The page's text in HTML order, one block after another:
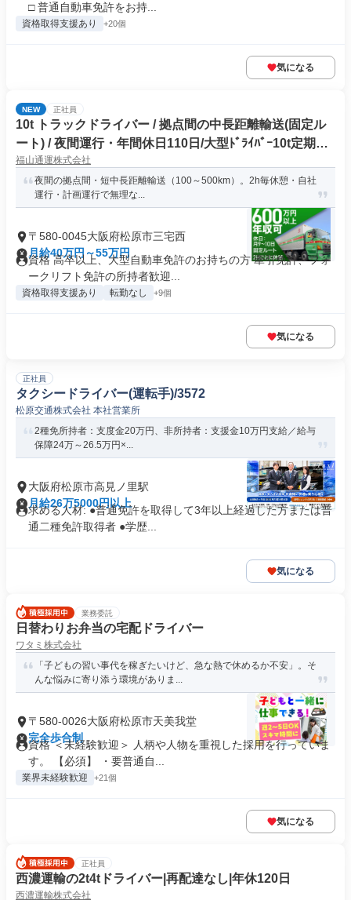
□ 普通自動車免許をお持...
資格取得支援あり +20個
気になる
NEW 正社員
10t トラックドライバー / 拠点間の中長距離輸送(固定ル
ート) / 夜間運行・年間休日110日/大型ﾄﾞﾗｲﾊﾞｰ10t定期夜
間幹線便(正社員)
福山通運株式会社
夜間の拠点間・短中長距離輸送（100～500km）。2h毎休憩・自社
運行・計画運行で無理な...
〒580-0045大阪府松原市三宅西
月給40万円～55万円
資格 高卒以上、大型自動車免許のお持ちの方 牽引免許、フォ
ークリフト免許の所持者歓迎...
資格取得支援あり 転勤なし +9個
気になる
正社員
タクシードライバー(運転手)/3572
松原交通株式会社 本社営業所
2種免所持者：支度金20万円、非所持者：支援金10万円支給／給与
保障24万～26.5万円×...
大阪府松原市高見ノ里駅
月給26万5000円以上
求める人材: ●普通免許を取得して3年以上経過した方または普
通二種免許取得者 ●学歴...
気になる
業務委託
日替わりお弁当の宅配ドライバー
ワタミ株式会社
「子どもの習い事代を稼ぎたいけど、急な熱で休めるか不安」。そ
んな悩みに寄り添う環境がありま...
〒580-0026大阪府松原市天美我堂
完全歩合制
資格 ＜未経験歓迎＞ 人柄や人物を重視した採用を行っていま
す。 【必須】 ・要普通自...
業界未経験歓迎 +21個
気になる
正社員
西濃運輸の2t4tドライバー|再配達なし|年休120日
西濃運輸株式会社